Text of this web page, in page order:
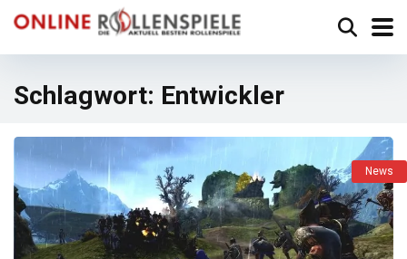
Schlagwort: Entwickler
News